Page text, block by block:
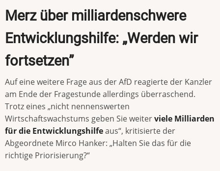
Merz über milliardenschwere
Entwicklungshilfe: „Werden wir
fortsetzen”
Auf eine weitere Frage aus der AfD reagierte der Kanzler
am Ende der Fragestunde allerdings überraschend.
Trotz eines „nicht nennenswerten
Wirtschaftswachstums geben Sie weiterviele Milliarden
für die Entwicklungshilfeaus“, kritisierte der
Abgeordnete Mirco Hanker: „Halten Sie das für die
richtige Priorisierung?“